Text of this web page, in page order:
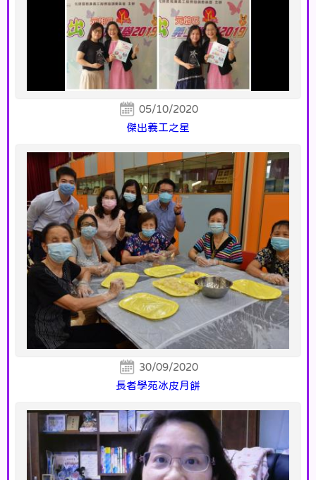
05/10/2020
傑出義工之星
30/09/2020
長者學苑冰皮月餅